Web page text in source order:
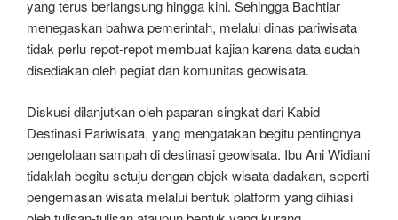
yang terus berlangsung hingga kini. Sehingga Bachtiar
menegaskan bahwa pemerintah, melalui dinas pariwisata
tidak perlu repot-repot membuat kajian karena data sudah
disediakan oleh pegiat dan komunitas geowisata.
Diskusi dilanjutkan oleh paparan singkat dari Kabid
Destinasi Pariwisata, yang mengatakan begitu pentingnya
pengelolaan sampah di destinasi geowisata. Ibu Ani Widiani
tidaklah begitu setuju dengan objek wisata dadakan, seperti
pengemasan wisata melalui bentuk platform yang dihiasi